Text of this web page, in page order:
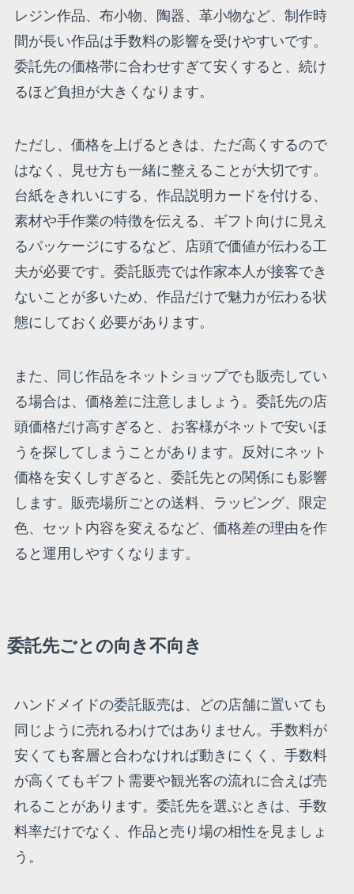
レジン作品、布小物、陶器、革小物など、制作時
間が長い作品は手数料の影響を受けやすいです。
委託先の価格帯に合わせすぎて安くすると、続け
るほど負担が大きくなります。
ただし、価格を上げるときは、ただ高くするので
はなく、見せ方も一緒に整えることが大切です。
台紙をきれいにする、作品説明カードを付ける、
素材や手作業の特徴を伝える、ギフト向けに見え
るパッケージにするなど、店頭で価値が伝わる工
夫が必要です。委託販売では作家本人が接客でき
ないことが多いため、作品だけで魅力が伝わる状
態にしておく必要があります。
また、同じ作品をネットショップでも販売してい
る場合は、価格差に注意しましょう。委託先の店
頭価格だけ高すぎると、お客様がネットで安いほ
うを探してしまうことがあります。反対にネット
価格を安くしすぎると、委託先との関係にも影響
します。販売場所ごとの送料、ラッピング、限定
色、セット内容を変えるなど、価格差の理由を作
ると運用しやすくなります。
委託先ごとの向き不向き
ハンドメイドの委託販売は、どの店舗に置いても
同じように売れるわけではありません。手数料が
安くても客層と合わなければ動きにくく、手数料
が高くてもギフト需要や観光客の流れに合えば売
れることがあります。委託先を選ぶときは、手数
料率だけでなく、作品と売り場の相性を見ましょ
う。